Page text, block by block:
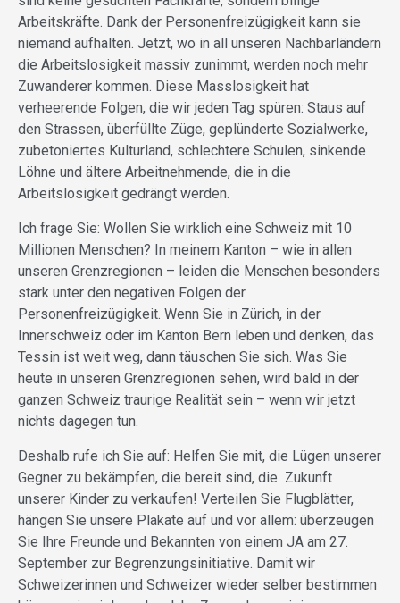
Arbeitskräfte. Dank der Personenfreizügigkeit kann sie
niemand aufhalten. Jetzt, wo in all unseren Nachbarländern
die Arbeitslosigkeit massiv zunimmt, werden noch mehr
Zuwanderer kommen. Diese Masslosigkeit hat
verheerende Folgen, die wir jeden Tag spüren: Staus auf
den Strassen, überfüllte Züge, geplünderte Sozialwerke,
zubetoniertes Kulturland, schlechtere Schulen, sinkende
Löhne und ältere Arbeitnehmende, die in die
Arbeitslosigkeit gedrängt werden.
Ich frage Sie: Wollen Sie wirklich eine Schweiz mit 10
Millionen Menschen? In meinem Kanton – wie in allen
unseren Grenzregionen – leiden die Menschen besonders
stark unter den negativen Folgen der
Personenfreizügigkeit. Wenn Sie in Zürich, in der
Innerschweiz oder im Kanton Bern leben und denken, das
Tessin ist weit weg, dann täuschen Sie sich. Was Sie
heute in unseren Grenzregionen sehen, wird bald in der
ganzen Schweiz traurige Realität sein – wenn wir jetzt
nichts dagegen tun.
Deshalb rufe ich Sie auf: Helfen Sie mit, die Lügen unserer
Gegner zu bekämpfen, die bereit sind, die Zukunft
unserer Kinder zu verkaufen! Verteilen Sie Flugblätter,
hängen Sie unsere Plakate auf und vor allem: überzeugen
Sie Ihre Freunde und Bekannten von einem JA am 27.
September zur Begrenzungsinitiative. Damit wir
Schweizerinnen und Schweizer wieder selber bestimmen